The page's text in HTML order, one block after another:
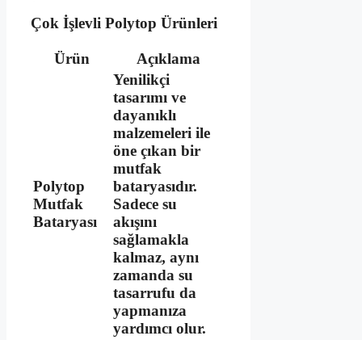
Çok İşlevli Polytop Ürünleri
Ürün Açıklama
Polytop
Mutfak
Bataryası
Yenilikçi
tasarımı ve
dayanıklı
malzemeleri ile
öne çıkan bir
mutfak
bataryasıdır.
Sadece su
akışını
sağlamakla
kalmaz, aynı
zamanda su
tasarrufu da
yapmanıza
yardımcı olur.